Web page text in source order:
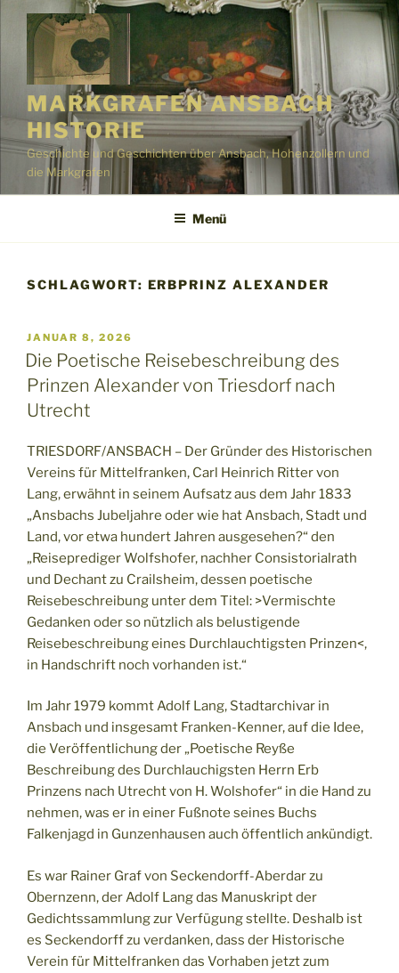
Zum
Inhalt
springen
MARKGRAFEN ANSBACH
HISTORIE
Geschichte und Geschichten über Ansbach, Hohenzollern und
die Markgrafen
Menü
SCHLAGWORT: ERBPRINZ ALEXANDER
VERÖFFENTLICHT
AM
JANUAR 8, 2026
Die Poetische Reisebeschreibung des
Prinzen Alexander von Triesdorf nach
Utrecht
TRIESDORF/ANSBACH – Der Gründer des Historischen
Vereins für Mittelfranken, Carl Heinrich Ritter von
Lang, erwähnt in seinem Aufsatz aus dem Jahr 1833
„Ansbachs Jubeljahre oder wie hat Ansbach, Stadt und
Land, vor etwa hundert Jahren ausgesehen?“ den
„Reiseprediger Wolfshofer, nachher Consistorialrath
und Dechant zu Crailsheim, dessen poetische
Reisebeschreibung unter dem Titel: >Vermischte
Gedanken oder so nützlich als belustigende
Reisebeschreibung eines Durchlauchtigsten Prinzen<,
in Handschrift noch vorhanden ist.“
Im Jahr 1979 kommt Adolf Lang, Stadtarchivar in
Ansbach und insgesamt Franken-Kenner, auf die Idee,
die Veröffentlichung der „Poetische Reyße
Beschreibung des Durchlauchigsten Herrn Erb
Prinzens nach Utrecht von H. Wolshofer“ in die Hand zu
nehmen, was er in einer Fußnote seines Buchs
Falkenjagd in Gunzenhausen auch öffentlich ankündigt.
Es war Rainer Graf von Seckendorff-Aberdar zu
Obernzenn, der Adolf Lang das Manuskript der
Gedichtssammlung zur Verfügung stellte. Deshalb ist
es Seckendorff zu verdanken, dass der Historische
Verein für Mittelfranken das Vorhaben jetzt zum